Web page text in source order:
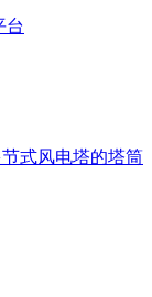
台
式风电塔的塔筒